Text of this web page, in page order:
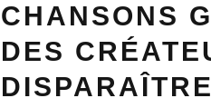
CHANSONS
DES